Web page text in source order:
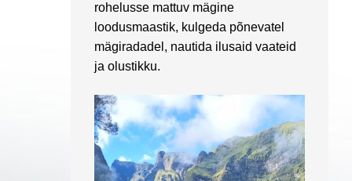
rohelusse mattuv mägine
loodusmaastik, kulgeda põnevatel
mägiradadel, nautida ilusaid vaateid
ja olustikku.